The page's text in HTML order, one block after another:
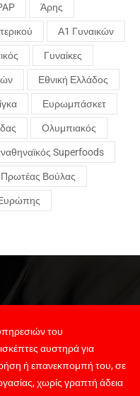
Άρης
Α1 Γυναικών
Γυναίκες
Εθνική Ελλάδος
Ευρωμπάσκετ
Ολυμπιακός
Superfoods
Πρωτέας Βούλας
του
αυστηρά για
ή επανεκπομπή του, σε
χωρίς γραπτή άδεια